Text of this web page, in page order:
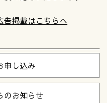
告掲載はこちらへ
申し込み
のお知らせ